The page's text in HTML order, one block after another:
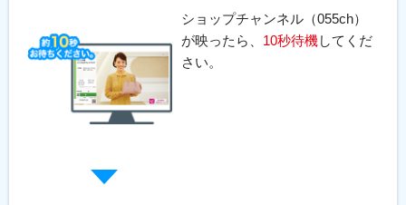
ショップチャンネル（055ch）
が映ったら、 10秒待機してくだ
さい。